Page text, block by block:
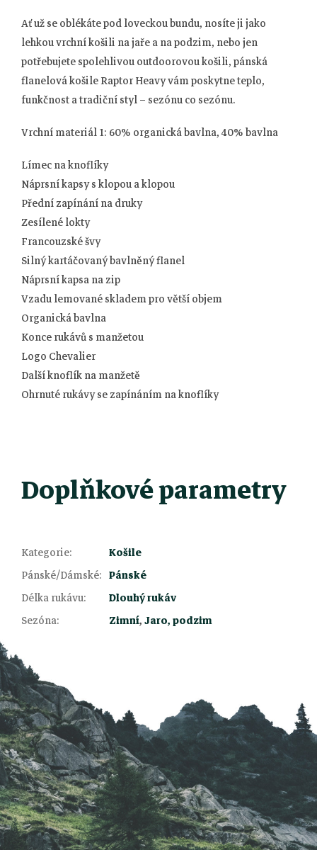
Ať už se oblékáte pod loveckou bundu, nosíte ji jako
lehkou vrchní košili na jaře a na podzim, nebo jen
potřebujete spolehlivou outdoorovou košili, pánská
flanelová košile Raptor Heavy vám poskytne teplo,
funkčnost a tradiční styl – sezónu co sezónu.
Vrchní materiál 1: 60% organická bavlna, 40% bavlna
Límec na knoflíky
Náprsní kapsy s klopou a klopou
Přední zapínání na druky
Zesílené lokty
Francouzské švy
Silný kartáčovaný bavlněný flanel
Náprsní kapsa na zip
Vzadu lemované skladem pro větší objem
Organická bavlna
Konce rukávů s manžetou
Logo Chevalier
Další knoflík na manžetě
Ohrnuté rukávy se zapínáním na knoflíky
Doplňkové parametry
Kategorie:
Košile
Pánské/Dámské: Pánské
Délka rukávu:
Dlouhý rukáv
Sezóna: Zimní,Jaro, podzim
á
p
a
t
í